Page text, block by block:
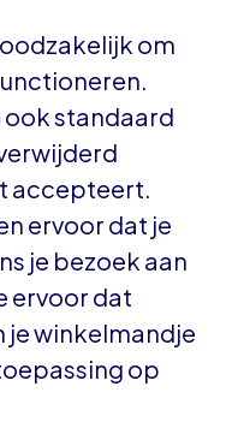
om
ook standaard
accepteert.
ervoor dat je
je bezoek aan
ervoor dat
winkelmandje
op